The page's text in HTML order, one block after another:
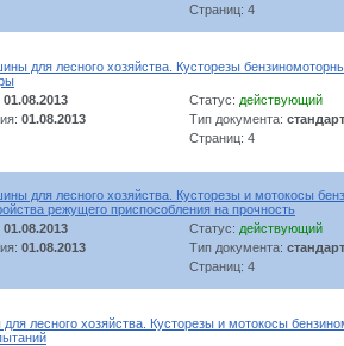
Страниц: 4
для лесного хозяйства. Кусторезы
01.08.2013 Статус: действующий
01.08.2013 Тип документа: стандарт
Страниц: 4
для лесного хозяйства. Кусторезы и мотокосы
режущего приспособления на прочность
01.08.2013 Статус: действующий
01.08.2013 Тип документа: стандарт
Страниц: 4
лесного хозяйства. Кусторезы и мотокосы